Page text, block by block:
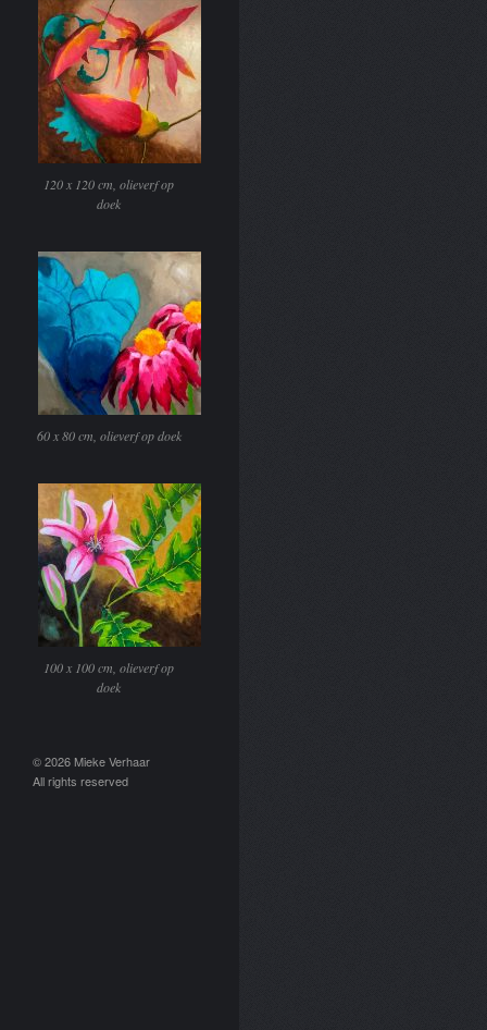
120 x 120 cm, olieverf op
doek
60 x 80 cm, olieverf op doek
100 x 100 cm, olieverf op
doek
© 2026 Mieke Verhaar
All rights reserved